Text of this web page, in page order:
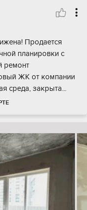
Продается
планировки с
ремонт
ЖК от компании
среда, закрыта...